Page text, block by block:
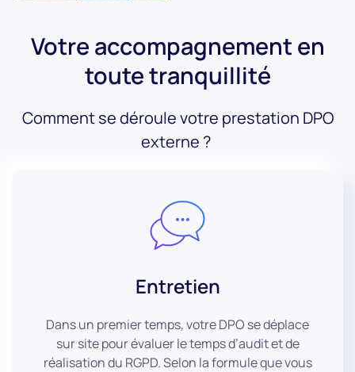
Votre accompagnement en
toute tranquillité
Comment se déroule votre prestation DPO
externe ?
Entretien
Dans un premier temps, votre DPO se déplace
sur site pour évaluer le temps d’audit et de
réalisation du RGPD. Selon la formule que vous